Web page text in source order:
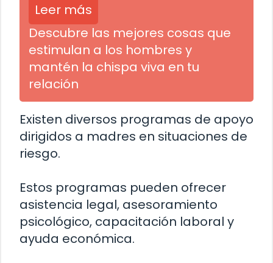
Leer más
Descubre las mejores cosas que
estimulan a los hombres y
mantén la chispa viva en tu
relación
Existen diversos programas de apoyo
dirigidos a madres en situaciones de
riesgo.
Estos programas pueden ofrecer
asistencia legal, asesoramiento
psicológico, capacitación laboral y
ayuda económica.